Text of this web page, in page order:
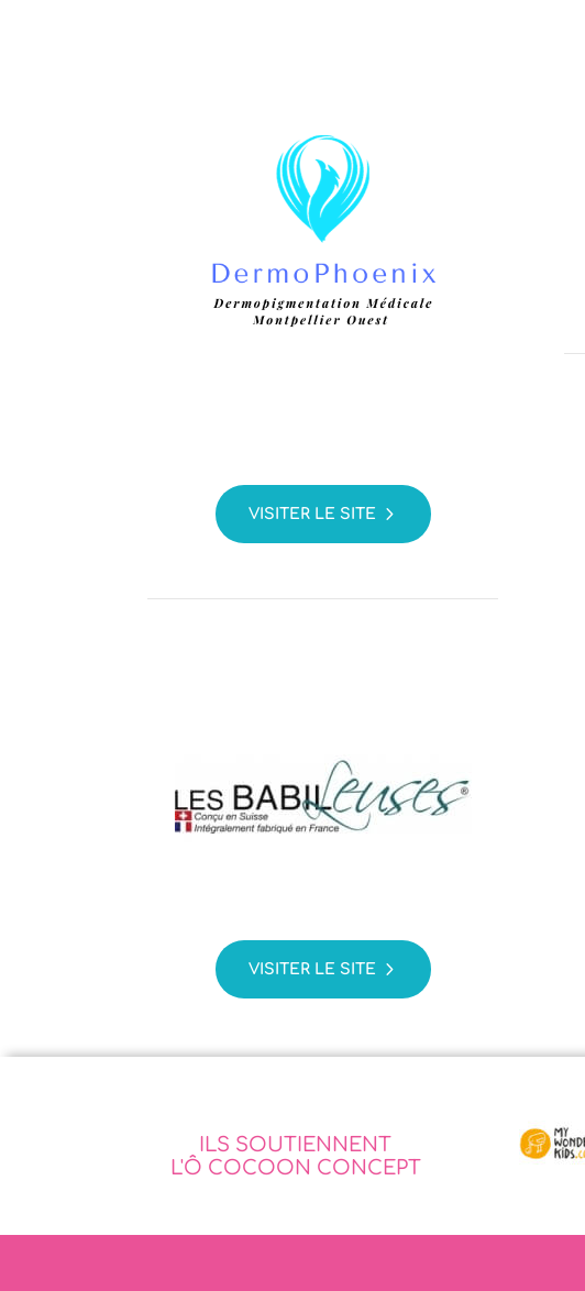
VISITER LE SITE
VISITER LE SITE
ILS SOUTIENNENT
L'Ô COCOON CONCEPT